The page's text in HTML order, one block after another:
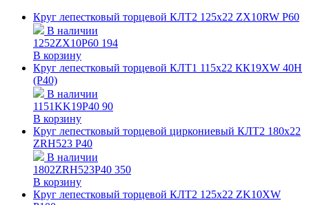
Круг лепестковый торцевой КЛТ2 125х22 ZX10RW P60
В наличии
1252ZX10P60 194
В корзину
Круг лепестковый торцевой КЛТ1 115х22 КК19XW 40H
(P40)
В наличии
1151KK19P40 90
В корзину
Круг лепестковый торцевой циркониевый КЛТ2 180х22
ZRH523 P40
В наличии
1802ZRH523P40 350
В корзину
Круг лепестковый торцевой КЛТ2 125х22 ZK10XW